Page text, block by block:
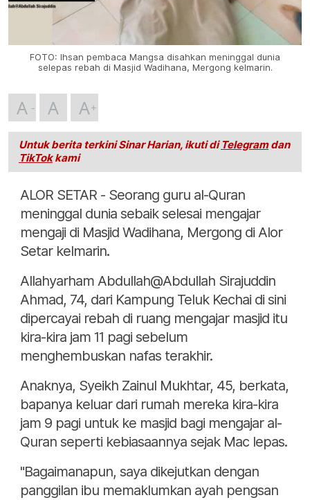
FOTO: Ihsan pembaca Mangsa disahkan meninggal dunia
selepas rebah di Masjid Wadihana, Mergong kelmarin.
A A A
Untuk berita terkini Sinar Harian, ikuti di Telegramdan
TikTokkami
ALOR SETAR - Seorang guru al-Quran
meninggal dunia sebaik selesai mengajar
mengaji di Masjid Wadihana, Mergong di Alor
Setar kelmarin.
Allahyarham Abdullah@Abdullah Sirajuddin
Ahmad, 74, dari Kampung Teluk Kechai di sini
dipercayai rebah di ruang mengajar masjid itu
kira-kira jam 11 pagi sebelum
menghembuskan nafas terakhir.
Anaknya, Syeikh Zainul Mukhtar, 45, berkata,
bapanya keluar dari rumah mereka kira-kira
jam 9 pagi untuk ke masjid bagi mengajar al-
Quran seperti kebiasaannya sejak Mac lepas.
"Bagaimanapun, saya dikejutkan dengan
panggilan ibu memaklumkan ayah pengsan